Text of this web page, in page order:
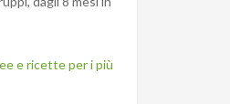
e ricette per i più